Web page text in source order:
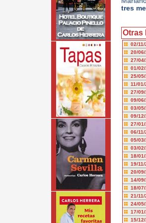
tres
Otras
02/
20/
27/
01/
25/
11/
27/
09/
03/
09/
27/
06/
05/
03/
18/
19/
20/
14/
18/
21/
24/
17/
15/